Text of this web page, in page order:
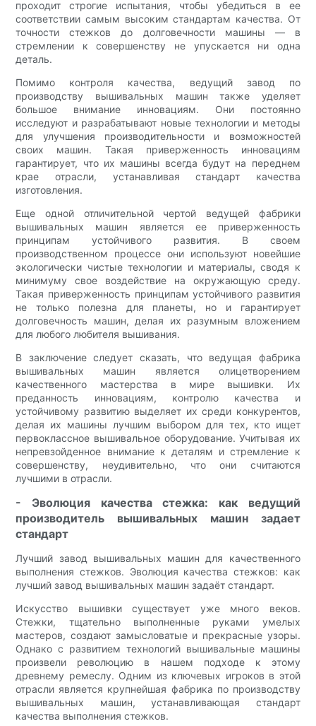
проходит строгие испытания, чтобы убедиться в ее
соответствии самым высоким стандартам качества. От
точности стежков до долговечности машины — в
стремлении к совершенству не упускается ни одна
деталь.
Помимо контроля качества, ведущий завод по
производству вышивальных машин также уделяет
большое внимание инновациям. Они постоянно
исследуют и разрабатывают новые технологии и методы
для улучшения производительности и возможностей
своих машин. Такая приверженность инновациям
гарантирует, что их машины всегда будут на переднем
крае отрасли, устанавливая стандарт качества
изготовления.
Еще одной отличительной чертой ведущей фабрики
вышивальных машин является ее приверженность
принципам устойчивого развития. В своем
производственном процессе они используют новейшие
экологически чистые технологии и материалы, сводя к
минимуму свое воздействие на окружающую среду.
Такая приверженность принципам устойчивого развития
не только полезна для планеты, но и гарантирует
долговечность машин, делая их разумным вложением
для любого любителя вышивания.
В заключение следует сказать, что ведущая фабрика
вышивальных машин является олицетворением
качественного мастерства в мире вышивки. Их
преданность инновациям, контролю качества и
устойчивому развитию выделяет их среди конкурентов,
делая их машины лучшим выбором для тех, кто ищет
первоклассное вышивальное оборудование. Учитывая их
непревзойденное внимание к деталям и стремление к
совершенству, неудивительно, что они считаются
лучшими в отрасли.
- Эволюция качества стежка: как ведущий
производитель вышивальных машин задает
стандарт
Лучший завод вышивальных машин для качественного
выполнения стежков. Эволюция качества стежков: как
лучший завод вышивальных машин задаёт стандарт.
Искусство вышивки существует уже много веков.
Стежки, тщательно выполненные руками умелых
мастеров, создают замысловатые и прекрасные узоры.
Однако с развитием технологий вышивальные машины
произвели революцию в нашем подходе к этому
древнему ремеслу. Одним из ключевых игроков в этой
отрасли является крупнейшая фабрика по производству
вышивальных машин, устанавливающая стандарт
качества выполнения стежков.